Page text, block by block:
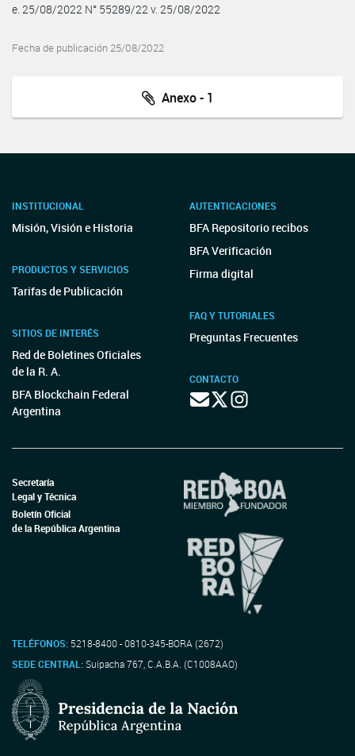
e. 25/08/2022 N° 55289/22 v. 25/08/2022
Fecha de publicación 25/08/2022
Anexo - 1
INSTITUCIONAL
Misión, Visión e Historia
PRODUCTOS Y SERVICIOS
Tarifas de Publicación
SITIOS DE INTERÉS
Red de Boletines Oficiales
de la R. A.
BFA Blockchain Federal
Argentina
AUTENTICACIONES
BFA Repositorio recibos
BFA Verificación
Firma digital
FAQ Y TUTORIALES
Preguntas Frecuentes
CONTACTO
Secretaría
Legal y Técnica
Boletín Oficial
de la República Argentina
TELÉFONOS: 5218-8400 - 0810-345-BORA (2672)
SEDE CENTRAL:Suipacha 767, C.A.B.A. (C1008AAO)